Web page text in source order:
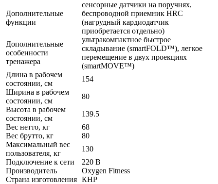
Дополнительные
функции
сенсорные датчики на поручнях,
беспроводной приемник HRC
(нагрудный кардиодатчик
приобретается отдельно)
Дополнительные
особенности
тренажера
ультракомпактное быстрое
складывание (smartFOLD™), легкое
перемещение в двух проекциях
(smartMOVE™)
Длина в рабочем
состоянии, см
154
Ширина в рабочем
состоянии, см
80
Высота в рабочем
состоянии, см
139.5
Вес нетто, кг
68
Вес брутто, кг
80
Максимальный вес
пользователя, кг
130
Подключение к сети
220 В
Производитель
Oxygen Fitness
Страна изготовления КНР